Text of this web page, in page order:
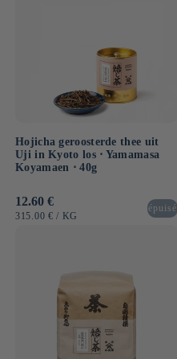
Hojicha geroosterde thee uit
Uji in Kyoto los ⋅ Yamamasa
Koyamaen ⋅ 40g
Normale
prijs
12.60 €
EENHEIDSPRIJS
315.00 € / PER
KG
épuisé